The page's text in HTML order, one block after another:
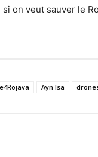
on veut sauver le
Ayn Isa